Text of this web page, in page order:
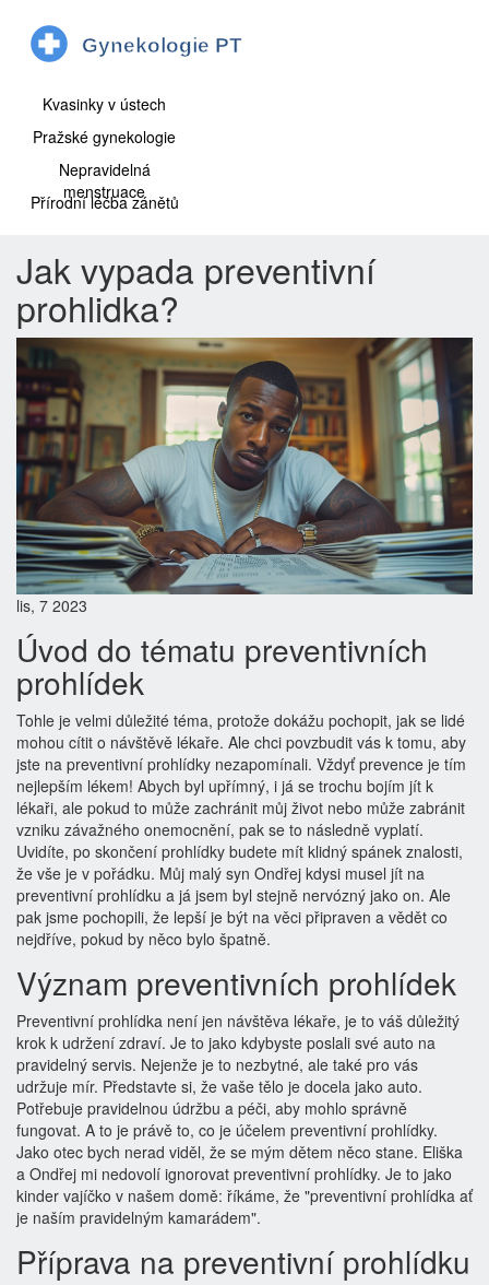
Kvasinky v ústech
Pražské gynekologie
Nepravidelná
menstruace
Přírodní léčba zánětů
Jak vypada preventivní
prohlidka?
lis, 7 2023
Úvod do tématu preventivních
prohlídek
Tohle je velmi důležité téma, protože dokážu pochopit, jak se lidé
mohou cítit o návštěvě lékaře. Ale chci povzbudit vás k tomu, aby
jste na preventivní prohlídky nezapomínali. Vždyť prevence je tím
nejlepším lékem! Abych byl upřímný, i já se trochu bojím jít k
lékaři, ale pokud to může zachránit můj život nebo může zabránit
vzniku závažného onemocnění, pak se to následně vyplatí.
Uvidíte, po skončení prohlídky budete mít klidný spánek znalosti,
že vše je v pořádku. Můj malý syn Ondřej kdysi musel jít na
preventivní prohlídku a já jsem byl stejně nervózný jako on. Ale
pak jsme pochopili, že lepší je být na věci připraven a vědět co
nejdříve, pokud by něco bylo špatně.
Význam preventivních prohlídek
Preventivní prohlídka není jen návštěva lékaře, je to váš důležitý
krok k udržení zdraví. Je to jako kdybyste poslali své auto na
pravidelný servis. Nejenže je to nezbytné, ale také pro vás
udržuje mír. Představte si, že vaše tělo je docela jako auto.
Potřebuje pravidelnou údržbu a péči, aby mohlo správně
fungovat. A to je právě to, co je účelem preventivní prohlídky.
Jako otec bych nerad viděl, že se mým dětem něco stane. Eliška
a Ondřej mi nedovolí ignorovat preventivní prohlídky. Je to jako
kinder vajíčko v našem domě: říkáme, že "preventivní prohlídka ať
je naším pravidelným kamarádem".
Příprava na preventivní prohlídku